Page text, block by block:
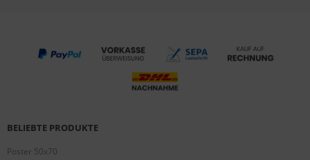
BELIEBTE PRODUKTE
Poster 50x70